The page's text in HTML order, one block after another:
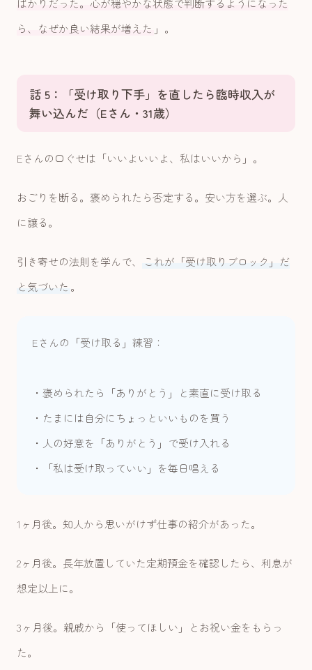
ばかりだった。心が穏やかな状態で判断するようになった
ら、なぜか良い結果が増えた 」。
話 5：「受け取り下手」を直したら臨時収入が
舞い込んだ（Eさん・31歳）
Eさんの口ぐせは「いいよいいよ、私はいいから」。
おごりを断る。褒められたら否定する。安い方を選ぶ。人
に譲る。
引き寄せの法則を学んで、
これが「受け取りブロック」だ
と気づいた 。
Eさんの「受け取る」練習：
・褒められたら「ありがとう」と素直に受け取る
・たまには自分にちょっといいものを買う
・人の好意を「ありがとう」で受け入れる
・「私は受け取っていい」を毎日唱える
1ヶ月後。知人から思いがけず仕事の紹介があった。
2ヶ月後。長年放置していた定期預金を確認したら、利息が
想定以上に。
3ヶ月後。親戚から「使ってほしい」とお祝い金をもらっ
た。